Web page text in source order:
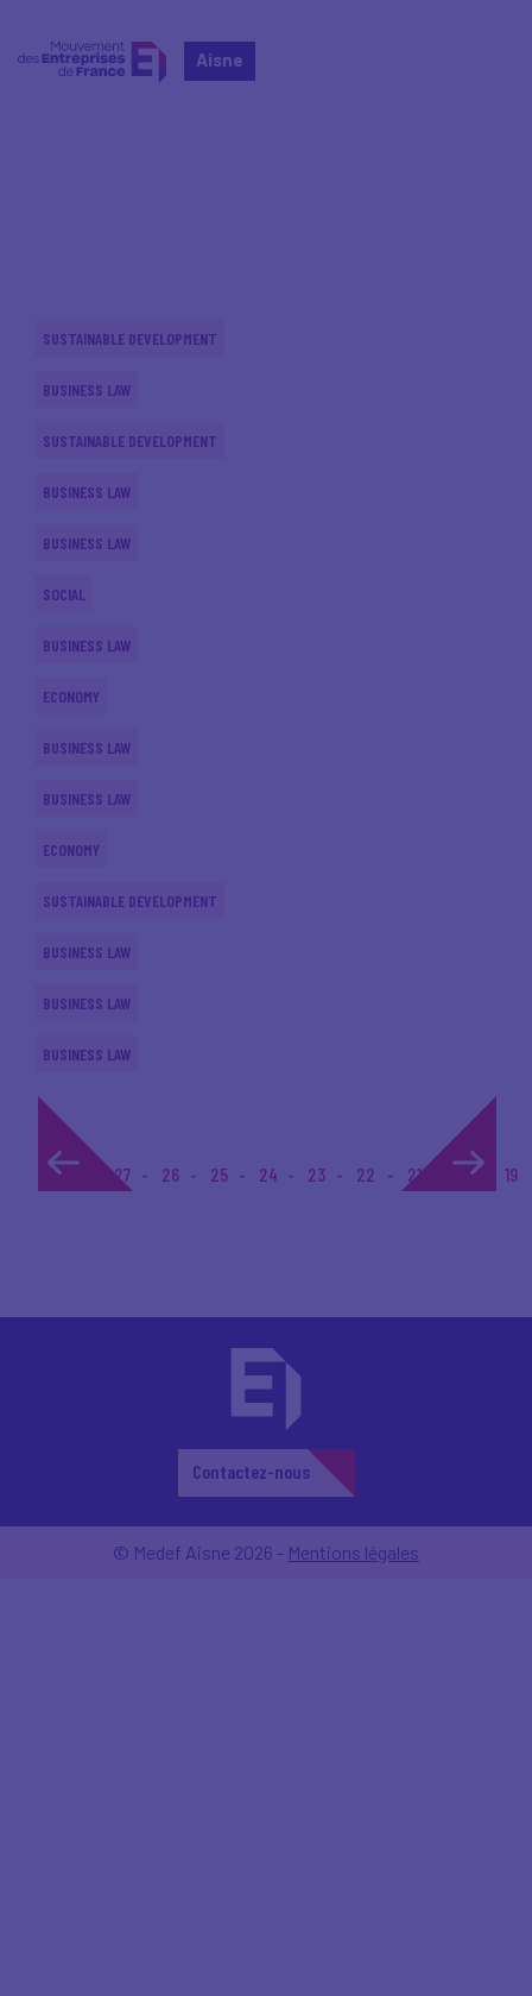
Aisne
SUSTAINABLE DEVELOPMENT
BUSINESS LAW
SUSTAINABLE DEVELOPMENT
BUSINESS LAW
BUSINESS LAW
SOCIAL
BUSINESS LAW
ECONOMY
BUSINESS LAW
BUSINESS LAW
ECONOMY
SUSTAINABLE DEVELOPMENT
BUSINESS LAW
BUSINESS LAW
BUSINESS LAW
1... 27 26 25 24 23 22 21 20 19
Contactez-nous
© Medef Aisne 2026 - Mentions légales